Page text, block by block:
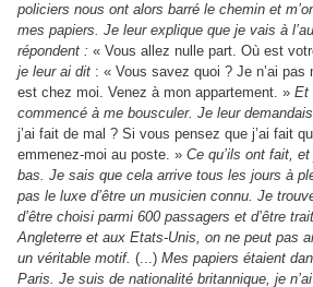
policiers nous ont alors barré le chemin et
mes papiers. Je leur explique que je vais à
répondent : « Vous allez nulle part. Où est
je leur ai dit : « Vous savez quoi ? Je n’ai pas
est chez moi. Venez à mon appartement. » Et
commencé à me bousculer. Je leur
j’ai fait de mal ? Si vous pensez que j’ai fait
emmenez-moi au poste. » Ce qu’ils ont fait,
bas. Je sais que cela arrive tous les jours à
pas le luxe d’être un musicien connu. Je
d’être choisi parmi 600 passagers et d’être
Angleterre et aux Etats-Unis, on ne peut pas
un véritable motif. (...) Mes papiers étaient
Paris. Je suis de nationalité britannique, je